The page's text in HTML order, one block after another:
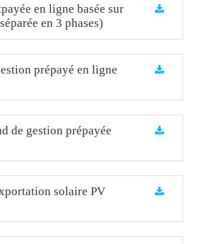
en ligne basée sur
en 3 phases)
prépayé en ligne
de gestion prépayée
solaire PV